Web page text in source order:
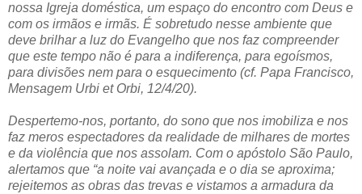
nossa Igreja doméstica, um espaço do encontro com Deus e
com os irmãos e irmãs. É sobretudo nesse ambiente que
deve brilhar a luz do Evangelho que nos faz compreender
que este tempo não é para a indiferença, para egoísmos,
para divisões nem para o esquecimento (cf. Papa Francisco,
Mensagem Urbi et Orbi, 12/4/20).
Despertemo-nos, portanto, do sono que nos imobiliza e nos
faz meros espectadores da realidade de milhares de mortes
e da violência que nos assolam. Com o apóstolo São Paulo,
alertamos que “a noite vai avançada e o dia se aproxima;
rejeitemos as obras das trevas e vistamos a armadura da